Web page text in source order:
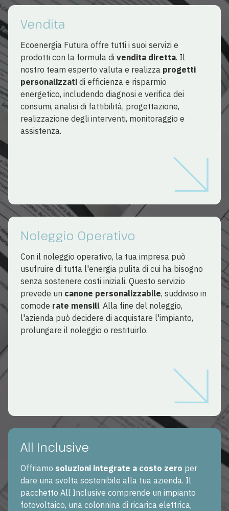
Vendita
Ecoenergia Futura offre tutti i suoi servizi e
prodotti con la formula di vendita diretta. Il
nostro team esperto valuta e realizza progetti
personalizzati di efficienza e risparmio
energetico, includendo diagnosi e verifica dei
consumi, analisi di fattibilità, progettazione,
realizzazione degli interventi, monitoraggio e
assistenza.
Noleggio Operativo
Con il noleggio operativo, la tua impresa può
usufruire di tutta l'energia pulita di cui ha bisogno
senza sostenere costi iniziali. Questo servizio
prevede un canone personalizzabile, suddiviso in
comode rate mensili. Alla fine del noleggio,
l'azienda può decidere di acquistare l'impianto,
prolungare il noleggio o restituirlo.
All Inclusive
Offriamo soluzioni integrate a costo zero per
dare una svolta sostenibile alla tua azienda. Il
pacchetto All Inclusive comprende un impianto
fotovoltaico, una colonnina di ricarica elettrica,